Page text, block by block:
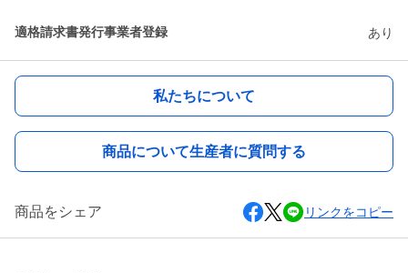
適格請求書発行事業者登録 あり
私たちについて
商品について生産者に質問する
商品をシェア リンクをコピー